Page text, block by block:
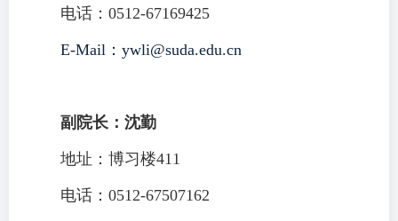
电话：0512-67169425
E-Mail： ywli@suda.edu.cn
副院长：沈勤
地址：博习楼411
电话：0512-67507162